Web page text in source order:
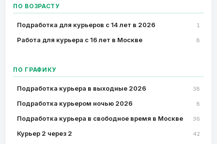
ПО ВОЗРАСТУ
Подработка для курьеров с 14 лет в 2026 1
Работа для курьера с 16 лет в Москве 8
ПО ГРАФИКУ
Подработка курьера в выходные 2026 38
Подработка курьером ночью 2026 8
Подработка курьера в свободное время в Москве 36
Курьер 2 через 2 42